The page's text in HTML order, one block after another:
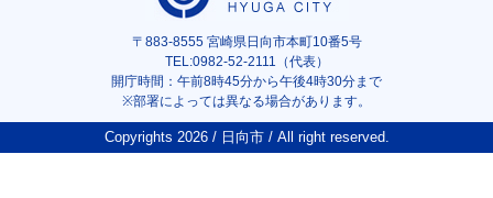
〒883-8555 宮崎県日向市本町10番5号
TEL:0982-52-2111（代表）
開庁時間：午前8時45分から午後4時30分まで
※部署によっては異なる場合があります。
Copyrights 2026 / 日向市 / All right reserved.